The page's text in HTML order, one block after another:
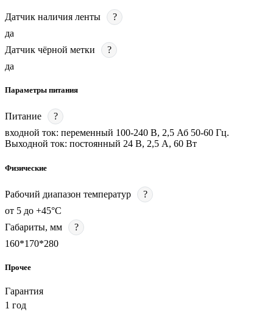
Датчик наличия ленты
?
да
Датчик чёрной метки
?
да
Параметры питания
Питание
?
входной ток: переменный 100-240 В, 2,5 Аб 50-60 Гц.
Выходной ток: постоянный 24 В, 2,5 А, 60 Вт
Физические
Рабочий диапазон температур
?
от 5 до +45°С
Габариты, мм
?
160*170*280
Прочее
Гарантия
1 год